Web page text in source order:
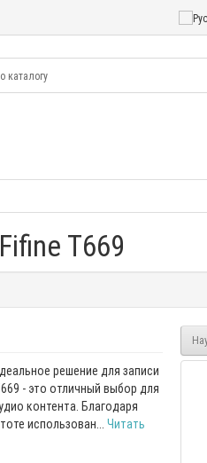
T669
решение для записи
- это отличный выбор для
контента. Благодаря
использован... Читать